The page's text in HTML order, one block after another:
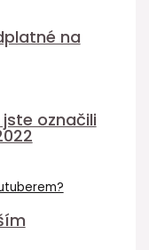
na
označili